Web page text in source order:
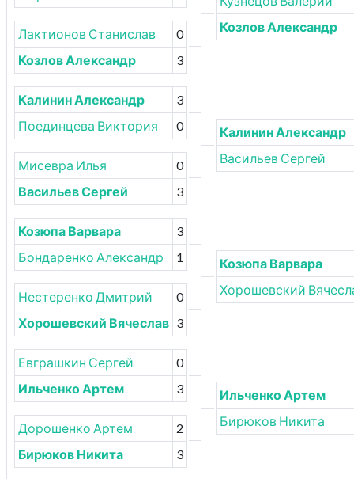
Лактионов Станислав
0
Козлов Александр
3
Калинин Александр
3
Поединцева Виктория
0
Мисевра Илья
0
Васильев Сергей
3
Козюпа Варвара
3
Бондаренко Александр
1
Нестеренко Дмитрий
0
Хорошевский Вячеслав 3
Евграшкин Сергей
0
Ильченко Артем
3
Дорошенко Артем
2
Бирюков Никита
3
Козлов Александр
Калинин Александр
Васильев Сергей
Козюпа Варвара
Хорошевский
Ильченко Артем
Бирюков Никита